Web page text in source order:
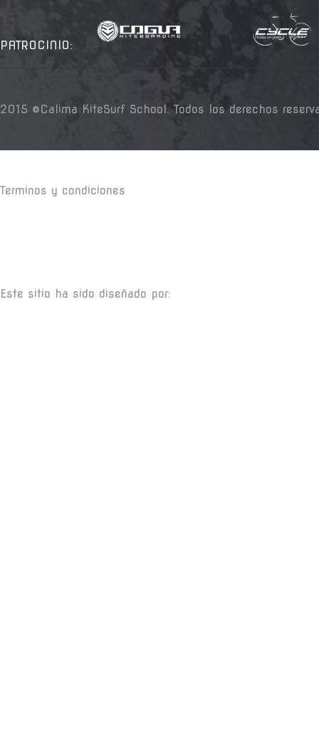
PATROCINIO:
2015 ©Calima KiteSurf School. Todos los derechos
Terminos y condiciones
Este sitio ha sido diseñado por: